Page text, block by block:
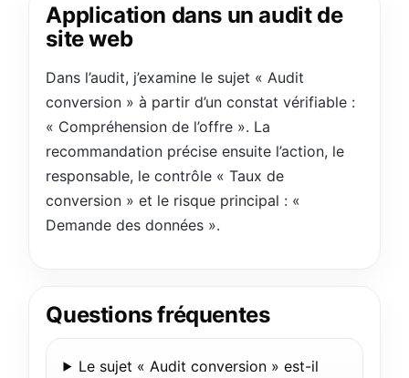
Application dans un audit de
site web
Dans l’audit, j’examine le sujet « Audit
conversion » à partir d’un constat vérifiable :
« Compréhension de l’offre ». La
recommandation précise ensuite l’action, le
responsable, le contrôle « Taux de
conversion » et le risque principal : «
Demande des données ».
Questions fréquentes
Le sujet « Audit conversion » est-il